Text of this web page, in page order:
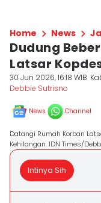
Home News
Dudung
Latsar
30 Jun 2026, 16:18 WIB
Debbie Sutrisno
News Channel
Datangi Rumah Korban
Kehilangan. IDN Times/
Intinya Sih